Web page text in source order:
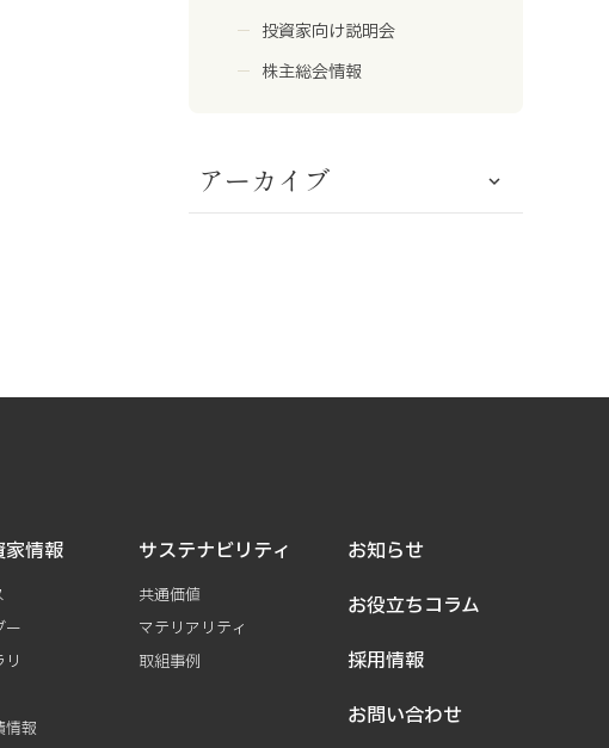
投資家向け説明会
株主総会情報
アーカイブ
家情報
ー
情報
サステナビリティ
共通価値
マテリアリティ
取組事例
お知らせ
お役立ちコラム
採用情報
お問い合わせ